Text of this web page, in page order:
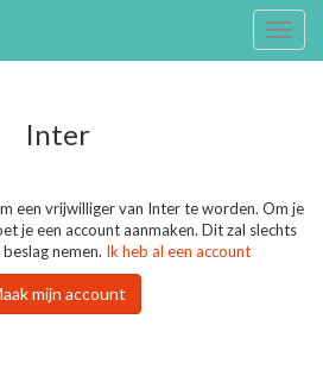
Inter
een vrijwilliger van Inter te worden. Om je
je een account aanmaken. Dit zal slechts
nemen. Ik heb al een account
mijn account